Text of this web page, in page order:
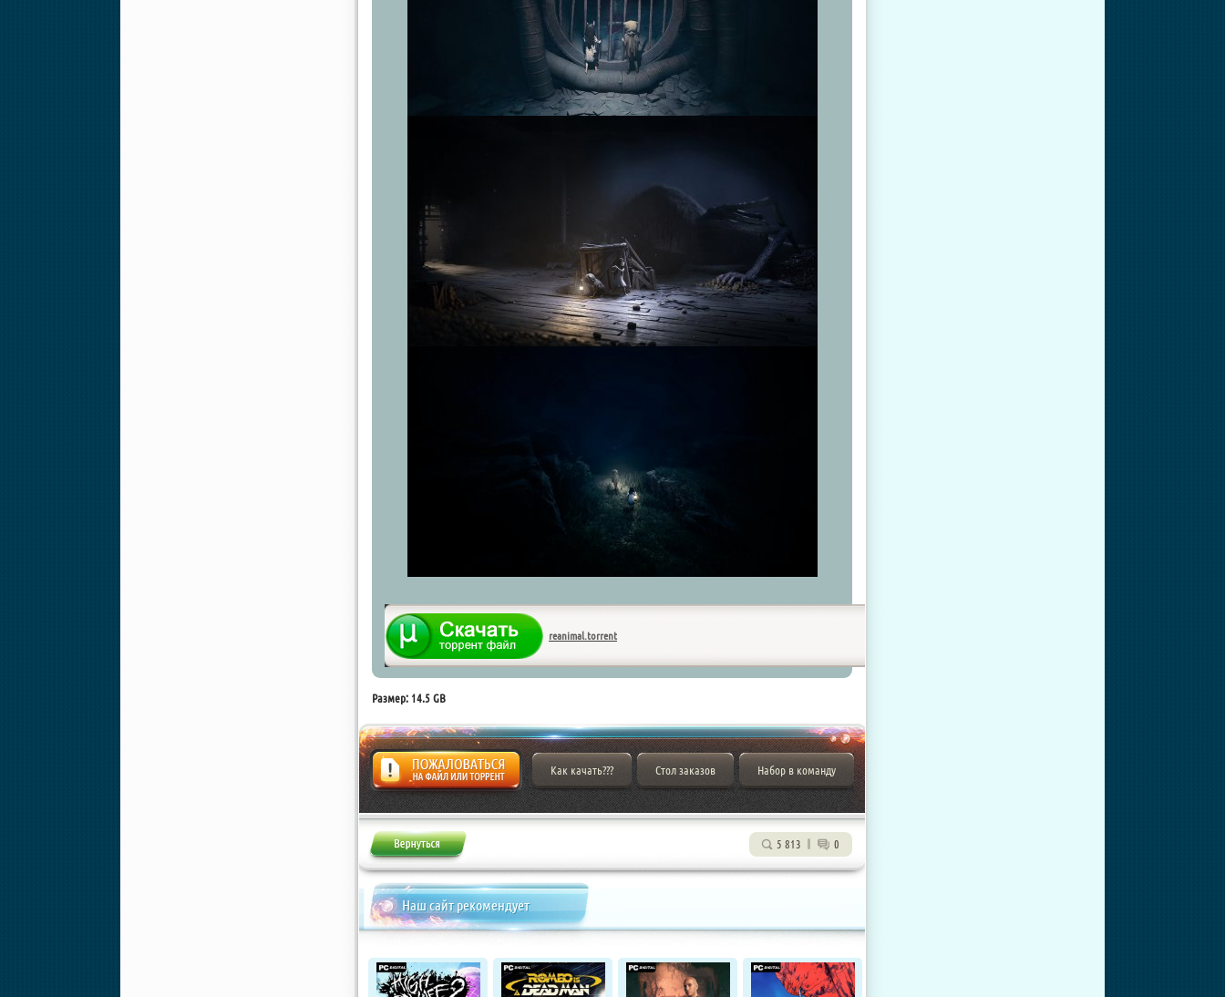
reanimal.torrent
Размер: 14.5 GB
Жалоба
Как качать??? Стол заказов Набор в команду
5 813 0
Наш сайт рекомендует